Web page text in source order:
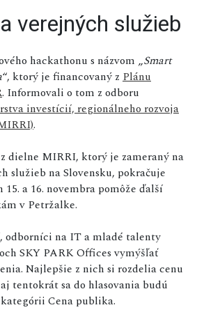
verejných služieb
hackathonu s názvom „Smart
“, ktorý je financovaný z Plánu
. Informovali o tom z odboru
investícií, regionálneho rozvoja
.
dielne MIRRI, ktorý je zameraný na
služieb na Slovensku, pokračuje
a 16. novembra pomôže ďalší
v Petržalke.
odborníci na IT a mladé talenty
SKY PARK Offices vymýšľať
Najlepšie z nich si rozdelia cenu
tentokrát sa do hlasovania budú
Cena publika.